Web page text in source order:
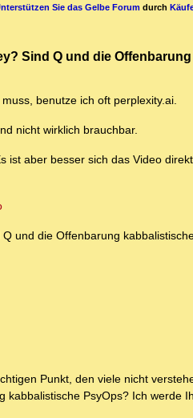
Sie das Gelbe Forum durch
Sind Q und die
benutze ich oft perplexity.ai.
nicht wirklich brauchbar.
ist aber besser sich das Video
und die Offenbarung
Punkt, den viele nicht
kabbalistische PsyOps? Ich